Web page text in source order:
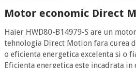
Motor economic Direct
Haier HWD80-B14979-S are un
tehnologia Direct Motion fara curea
o eficienta energetica excelenta si o
Eficienta energetica este incadrata in